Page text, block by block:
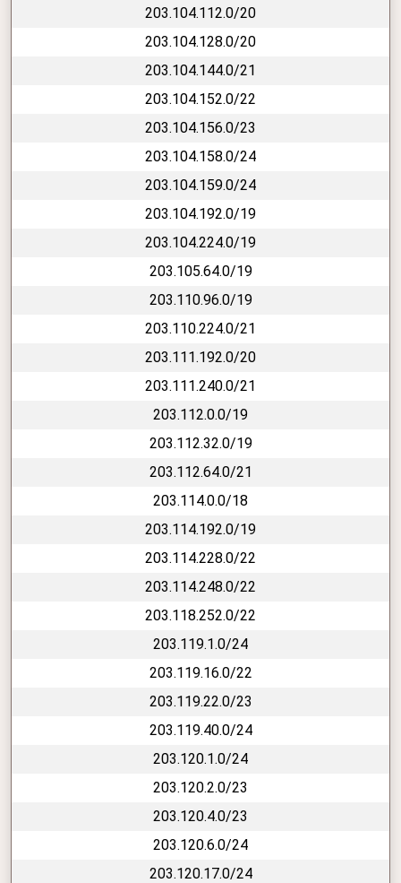
203.104.112.0/20
203.104.128.0/20
203.104.144.0/21
203.104.152.0/22
203.104.156.0/23
203.104.158.0/24
203.104.159.0/24
203.104.192.0/19
203.104.224.0/19
203.105.64.0/19
203.110.96.0/19
203.110.224.0/21
203.111.192.0/20
203.111.240.0/21
203.112.0.0/19
203.112.32.0/19
203.112.64.0/21
203.114.0.0/18
203.114.192.0/19
203.114.228.0/22
203.114.248.0/22
203.118.252.0/22
203.119.1.0/24
203.119.16.0/22
203.119.22.0/23
203.119.40.0/24
203.120.1.0/24
203.120.2.0/23
203.120.4.0/23
203.120.6.0/24
203.120.17.0/24